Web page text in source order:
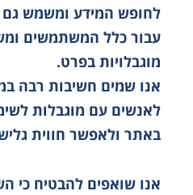
לחופש המידע ומשמש גם
עבור כלל המשתמשים
מוגבלויות בפרט.
אנו שמים חשיבות רבה
לאנשים עם מוגבלות
באתר ולאפשר חווית
אנו שואפים להבטיח כי